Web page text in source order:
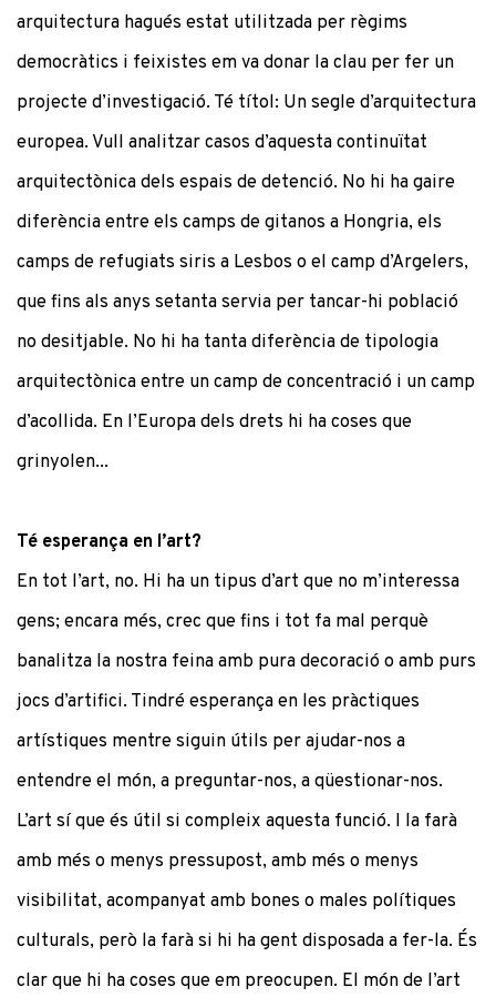
arquitectura hagués estat utilitzada per règims
democràtics i feixistes em va donar la clau per fer un
projecte d’investigació. Té títol: Un segle d’arquitectura
europea. Vull analitzar casos d’aquesta continuïtat
arquitectònica dels espais de detenció. No hi ha gaire
diferència entre els camps de gitanos a Hongria, els
camps de refugiats siris a Lesbos o el camp d’Argelers,
que fins als anys setanta servia per tancar-hi població
no desitjable. No hi ha tanta diferència de tipologia
arquitectònica entre un camp de concentració i un camp
d’acollida. En l’Europa dels drets hi ha coses que
grinyolen...
Té esperança en l’art?
En tot l’art, no. Hi ha un tipus d’art que no m’interessa
gens; encara més, crec que fins i tot fa mal perquè
banalitza la nostra feina amb pura decoració o amb purs
jocs d’artifici. Tindré esperança en les pràctiques
artístiques mentre siguin útils per ajudar-nos a
entendre el món, a preguntar-nos, a qüestionar-nos.
L’art sí que és útil si compleix aquesta funció. I la farà
amb més o menys pressupost, amb més o menys
visibilitat, acompanyat amb bones o males polítiques
culturals, però la farà si hi ha gent disposada a fer-la. És
clar que hi ha coses que em preocupen. El món de l’art